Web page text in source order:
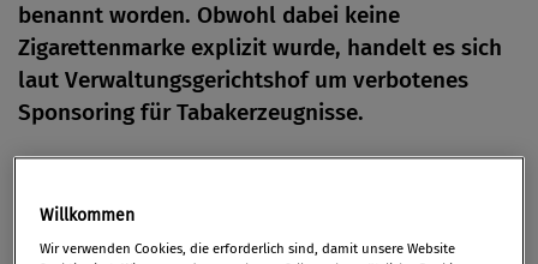
benannt worden. Obwohl dabei keine
Zigarettenmarke explizit wurde, handelt es sich
laut Verwaltungsgerichtshof um verbotenes
Sponsoring für Tabakerzeugnisse.
29. April 2014
Willkommen
Wir verwenden Cookies, die erforderlich sind, damit unsere Website